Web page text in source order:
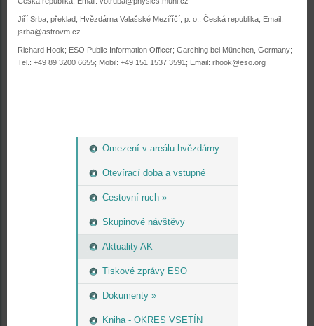
Omezení v areálu hvězdárny
Otevírací doba a vstupné
Cestovní ruch »
Skupinové návštěvy
Aktuality AK
Tiskové zprávy ESO
Dokumenty »
Kniha - OKRES VSETÍN
Jiří Srba; překlad; Hvězdárna Valašské Meziříčí, p. o., Česká republika; Email:
jsrba@astrovm.cz
Richard Hook; ESO Public Information Officer; Garching bei München, Germany;
Tel.: +49 89 3200 6655; Mobil: +49 151 1537 3591; Email: rhook@eso.org